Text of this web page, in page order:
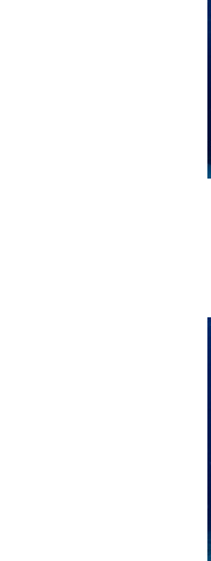
7.器材やスーツの
ホエールスイ
ホエールスイム
流れのある海上
参加者はこれら